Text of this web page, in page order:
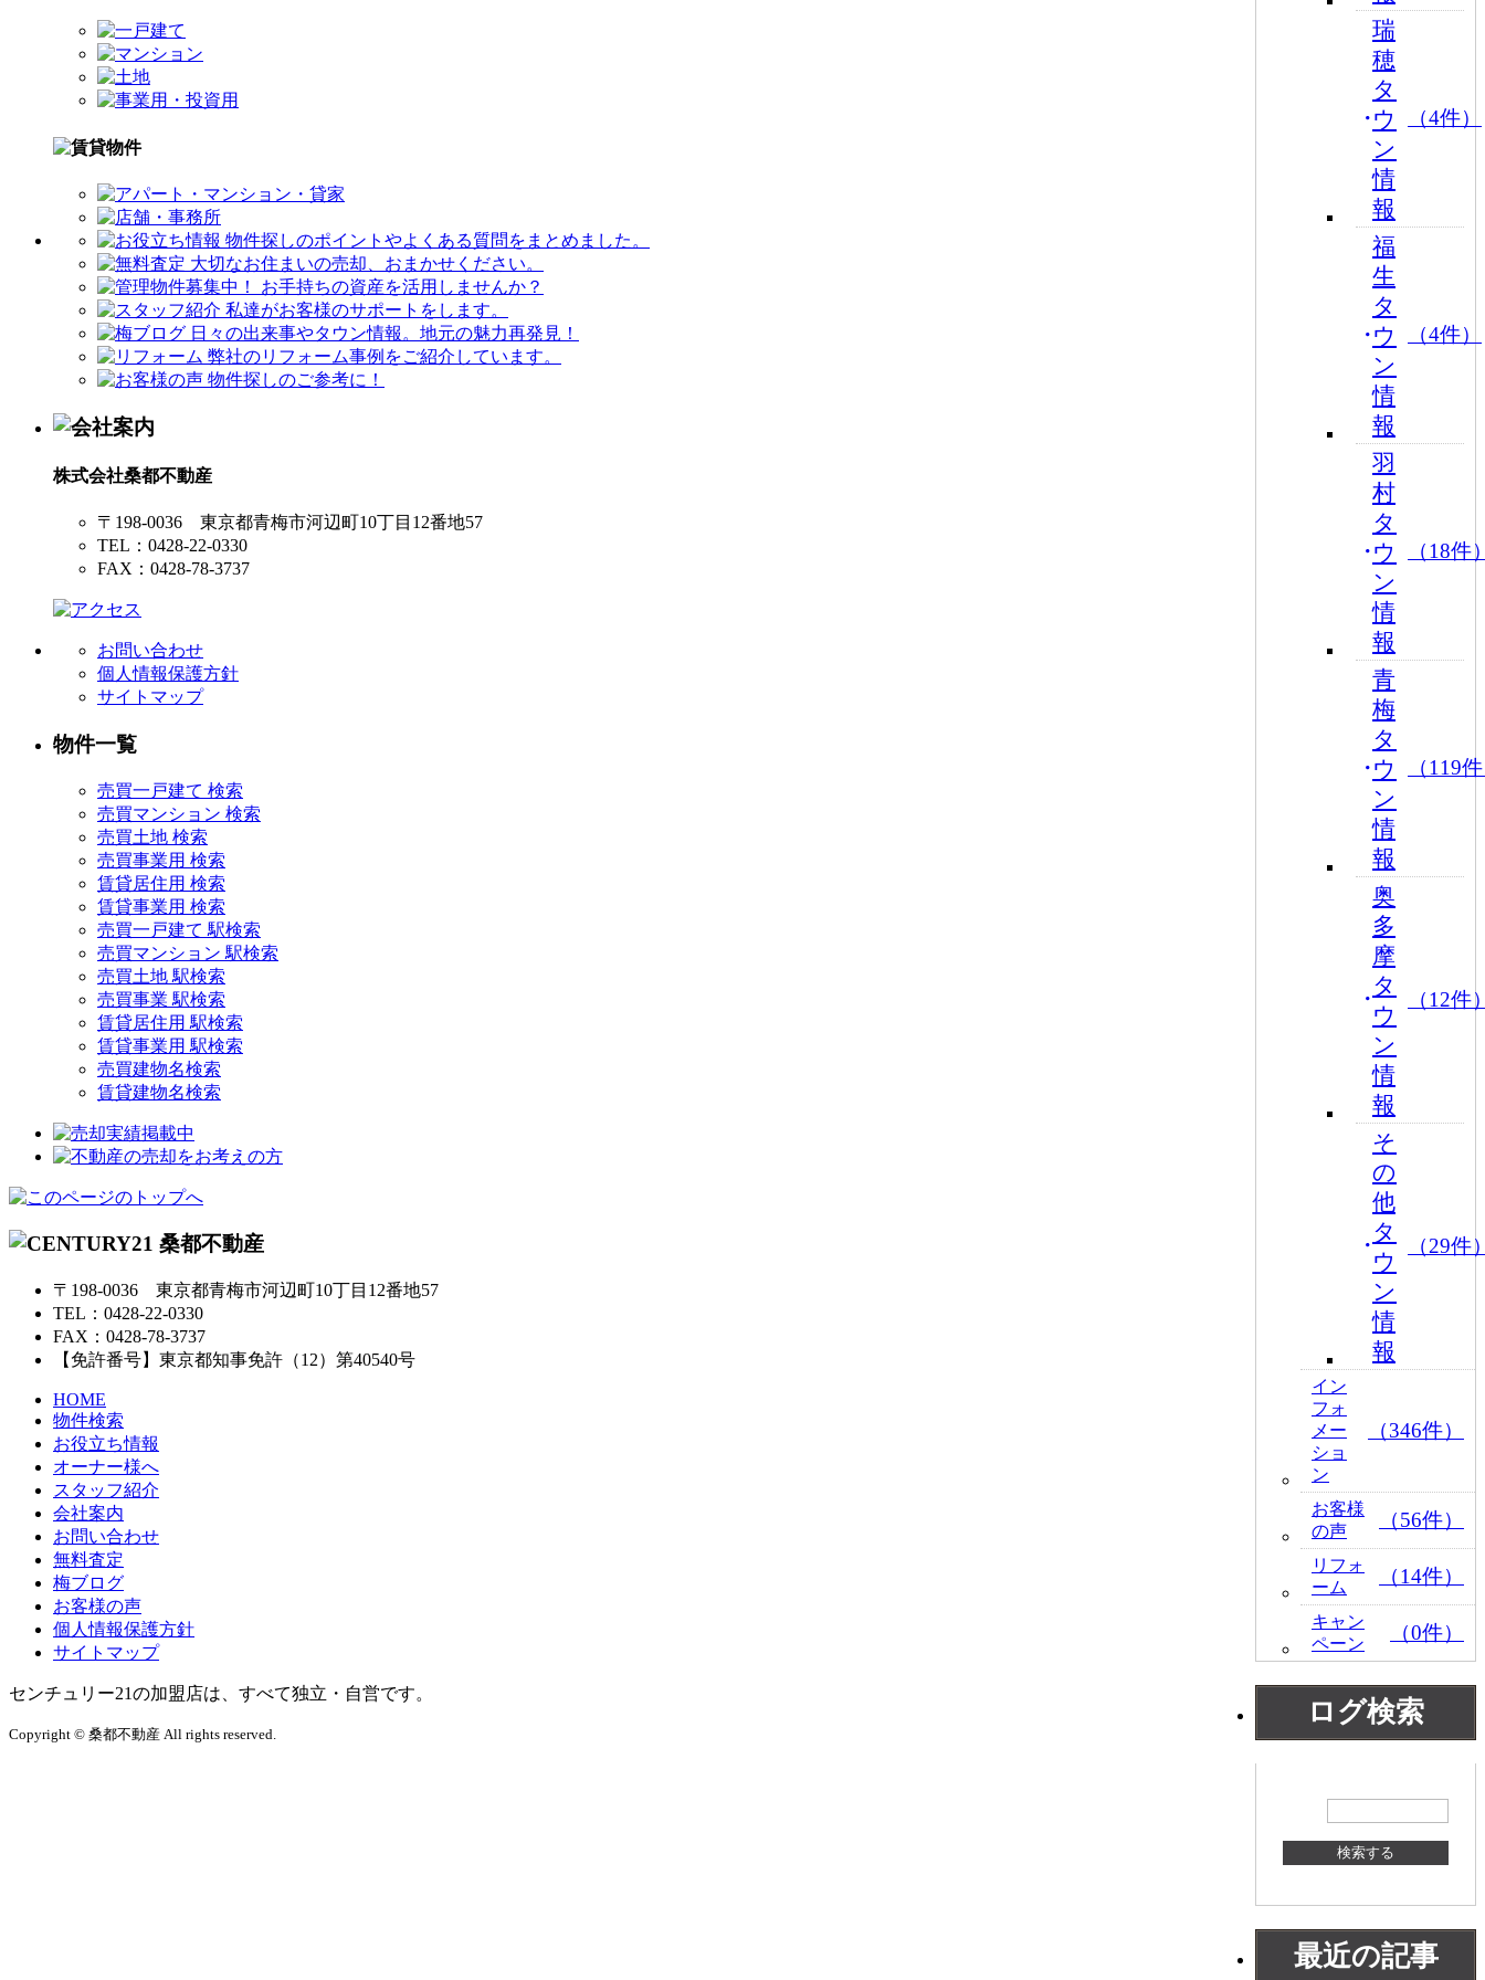
瑞
穂
タ
ウ
ン
情
報
（4件）
福
生
タ
ウ
ン
情
報
（4件）
羽
村
タ
ウ
ン
情
報
（18件
青
梅
タ
ウ
ン
情
報
（119
奥
多
摩
タ
ウ
ン
情
報
（12件
そ
の
他
タ
ウ
ン
情
報
（29件
イン
フォ
メー
ショ
ン
（346件）
お客様
の声
（56件）
リフォ
ーム
（14件）
キャン
ペーン
（0件）
ログ検索
最近の記事
株式会社桑都不動産
〒198-0036 東京都青梅市河辺町10丁目12番地57
TEL：0428-22-0330
FAX：0428-78-3737
お問い合わせ
個人情報保護方針
サイトマップ
物件一覧
売買一戸建て 検索
売買マンション 検索
売買土地 検索
売買事業用 検索
賃貸居住用 検索
賃貸事業用 検索
売買一戸建て 駅検索
売買マンション 駅検索
売買土地 駅検索
売買事業 駅検索
賃貸居住用 駅検索
賃貸事業用 駅検索
売買建物名検索
賃貸建物名検索
〒198-0036 東京都青梅市河辺町10丁目12番地57
TEL：0428-22-0330
FAX：0428-78-3737
【免許番号】東京都知事免許（12）第40540号
HOME
物件検索
お役立ち情報
オーナー様へ
スタッフ紹介
会社案内
お問い合わせ
無料査定
梅ブログ
お客様の声
個人情報保護方針
サイトマップ
センチュリー21の加盟店は、すべて独立・自営です。
Copyright © 桑都不動産 All rights reserved.